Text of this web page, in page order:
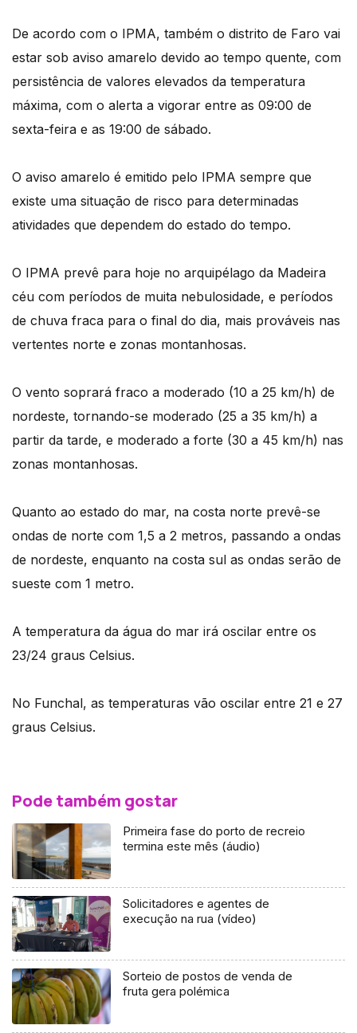
De acordo com o IPMA, também o distrito de Faro vai
estar sob aviso amarelo devido ao tempo quente, com
persistência de valores elevados da temperatura
máxima, com o alerta a vigorar entre as 09:00 de
sexta-feira e as 19:00 de sábado.
O aviso amarelo é emitido pelo IPMA sempre que
existe uma situação de risco para determinadas
atividades que dependem do estado do tempo.
O IPMA prevê para hoje no arquipélago da Madeira
céu com períodos de muita nebulosidade, e períodos
de chuva fraca para o final do dia, mais prováveis nas
vertentes norte e zonas montanhosas.
O vento soprará fraco a moderado (10 a 25 km/h) de
nordeste, tornando-se moderado (25 a 35 km/h) a
partir da tarde, e moderado a forte (30 a 45 km/h) nas
zonas montanhosas.
Quanto ao estado do mar, na costa norte prevê-se
ondas de norte com 1,5 a 2 metros, passando a ondas
de nordeste, enquanto na costa sul as ondas serão de
sueste com 1 metro.
A temperatura da água do mar irá oscilar entre os
23/24 graus Celsius.
No Funchal, as temperaturas vão oscilar entre 21 e 27
graus Celsius.
Pode também gostar
Primeira fase do porto de recreio
termina este mês (áudio)
Solicitadores e agentes de
execução na rua (vídeo)
Sorteio de postos de venda de
fruta gera polémica